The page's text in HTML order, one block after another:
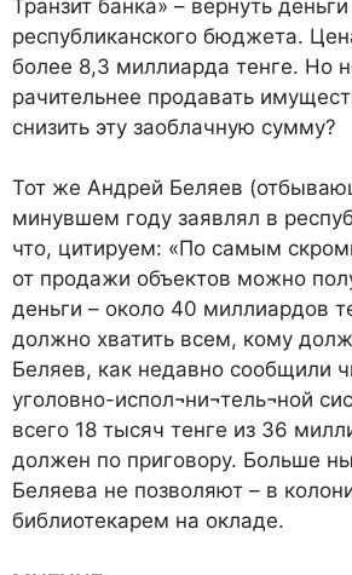
Транзит банка» – вернуть
республиканского бюджета.
более 8,3 миллиарда тенге. Но
рачительнее продавать
снизить эту заоблачную сумму?
Тот же Андрей Беляев
минувшем году заявлял в
что, цитируем: «По самым
от продажи объектов можно
деньги – около 40 миллиардов
должно хватить всем, кому
Беляев, как недавно сообщили
уголовно-испол¬ни¬тель¬ной
всего 18 тысяч тенге из 36
должен по приговору. Больше
Беляева не позволяют – в
библиотекарем на окладе.